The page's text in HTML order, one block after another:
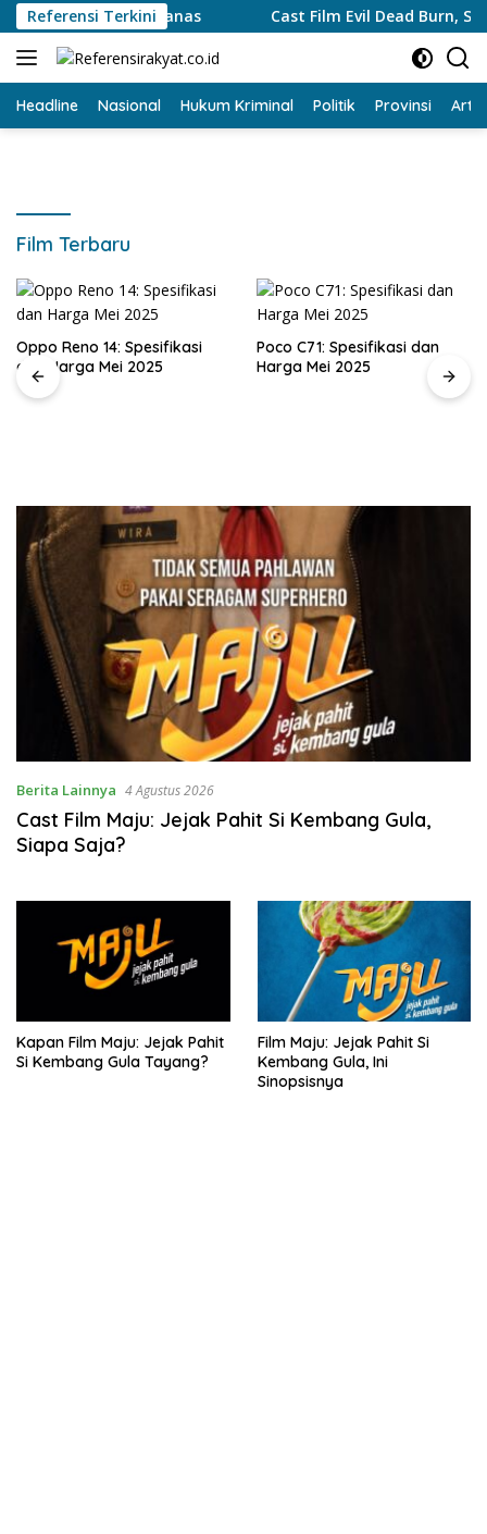
Langsung
ke
konten
Referensi Terkini
Teror Hiu Ganas Cast Film Evil Dead Burn, Siapa
Headline Nasional Hukum Kriminal Politik Provinsi
Film Terbaru
Oppo Reno 14: Spesifikasi
dan Harga Mei 2025
Poco C71: Spesifikasi dan
Harga Mei 2025
Berita Lainnya 4 Agustus 2026
Cast Film Maju: Jejak Pahit Si Kembang Gula,
Siapa Saja?
Kapan Film Maju: Jejak Pahit
Si Kembang Gula Tayang?
Film Maju: Jejak Pahit Si
Kembang Gula, Ini
Sinopsisnya